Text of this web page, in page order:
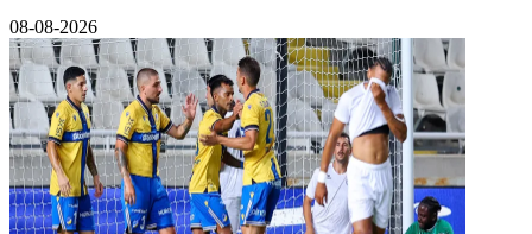
08-08-2026